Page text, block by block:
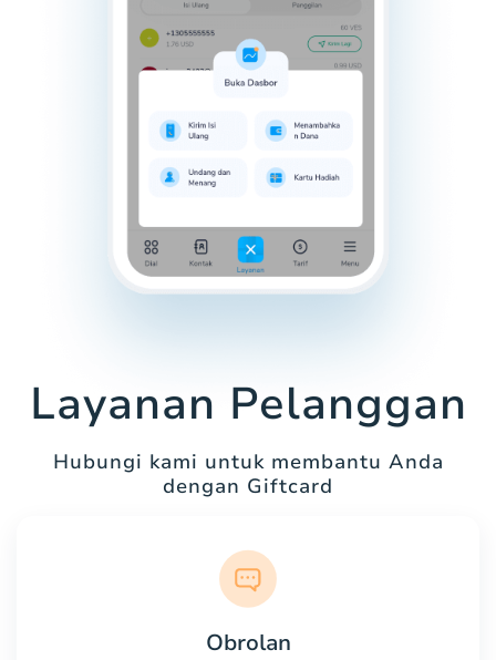
Layanan Pelanggan
Hubungi kami untuk membantu Anda
dengan Giftcard
Obrolan